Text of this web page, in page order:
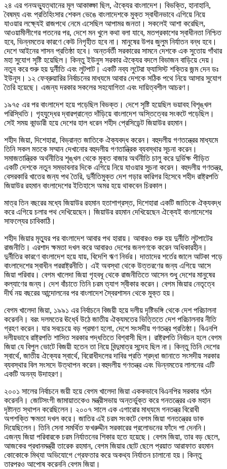
২৪ এর গনঅভ্যুত্থানের মূল আকাঙ্ক্ষা ছিল, ঐক্যের বাংলাদেশ। বিভক্তি, হানাহানি,
বৈষম্য এবং প্রতিহিংসার শেকল ভেঙে বাংলাদেশকে মুক্ত স্বাধীনভাবে এগিয়ে নিয়ে
যাওয়ার লক্ষ্যেই রাজপথে নেমে এসেছিল আপামর জনতা। সকলেই আশা করেছিল,
আওয়ামীলীগের পতনের পর, দেশে মন খুলে কথা বলা যাবে, মতপ্রকাশের স্বাধীনতা নিশ্চিত
হবে, ভিন্নমতের কারণে কেউ নিগৃহীত হবে না। মানুষের উপর জুলুম নির্যাতন বন্ধ হবে।
দেশে আইনের শাসন প্রতিষ্ঠা হবে। অন্তর্বর্তী সরকারের সামনে দেশকে এক সুতোয় গাঁথার
মহা সুযোগ সৃষ্টি হয়েছিল। কিন্তু ইউনুস সরকার ঐক্যের বদলে বিভাজন বাড়িয়ে দেয়।
নতুন করে শুরু হয় দুর্নীতি এবং লুটপাট। একটি নব্য লুটেরা ফ্যাসিস্ট শক্তির জন্ম দেন ডঃ
ইউনূস। ১২ ফেব্রুয়ারির নির্বাচনের মাধ্যমে আবার দেশকে সঠিক পথে নিয়ে আসার সুযোগ
তৈরি হয়েছে। এজন্য দরকার সকলের সহযোগিতা এবং দায়িত্বশীল আচরণ।
১৯৭৫ এর পর বাংলাদেশ হয়ে পড়েছিল বিভক্ত। দেশে সৃষ্টি হয়েছিল ভয়াবহ বিশৃঙ্খল
পরিস্থিতি। গৃহযুদ্ধের দ্বারপ্রান্তে দাঁড়িয়ে বাংলাদেশ অস্তিত্বের সংকটে পড়েছিল।
সেই সময় কান্ডারী হয়ে দেশের হাল ধরেন শহীদ প্রেসিডেন্ট জিয়াউর রহমান।
শহীদ জিয়া, দিশেহারা, বিভ্রান্ত জাতিকে ঐক্যবদ্ধ করেন। বহুদলীয় গণতন্ত্রের মাধ্যমে
তিনি সকল মতকে সম্মান দেখানোর বহুদলীয় গণতান্ত্রিক ব্যবস্থার সূচনা করেন।
সমাজতান্ত্রিক অর্থনীতির শৃঙ্খল থেকে মুক্ত বাজার অর্থনীতি চালু করে দুর্ভিক্ষ পীড়িত
একটি দেশকে নতুন সম্ভাবনার দিকে এগিয়ে নিয়ে যাওয়ার সুচনা করেন। বহুদলীয় গণতন্ত্র,
বেসরকারি খাতের জন্য পথ তৈরি, দুর্নীতিমুক্ত দেশ গড়ার কারিগর হিসেবে শহীদ রাষ্ট্রপতি
জিয়াউর রহমান বাংলাদেশের ইতিহাসে অমর হয়ে থাকবেন চিরকাল।
মাত্র তিন বছরের মধ্যে জিয়াউর রহমান হতাশাগ্রস্ত, দিশেহারা একটি জাতিকে ঐক্যবদ্ধ
করে এগিয়ে চলার পথ দেখিয়েছেন। জিয়াউর রহমান দেখিয়েছেন ঐক্যেই বাংলাদেশের
সাফল্যের চাবিকাঠি।
শহীদ জিয়ার মৃত্যুর পর বাংলাদেশ আবার পথ হারায়। আবারও শুরু হয় দুর্নীতি লুটপাটের
রাজনীতি। এরশাদ ক্ষমতা দখল করে আবারও দেশের জনগণকে করেন অধিকারহীন।
দুর্নীতির কারণে বাংলাদেশ হয়ে যায়, বিদেশি ঋণ নির্ভর। দাতাদের শর্তের জালে আটকা পড়ে
বাংলাদেশের স্বাধীন পররাষ্ট্রনীতি। এই অবস্থা থেকে উত্তরণের জন্য এগিয়ে আসে
জিয়া পরিবার। বেগম খালেদা জিয়া গৃহবধূ থেকে রাজনীতিতে আসেন শুধু দেশের মানুষের
কল্যাণের জন্য। দেশ বাঁচাতে তিনি চরম ত্যাগ স্বীকার করেন। বেগম জিয়ার নেতৃত্বে
দীর্ঘ নয় বছরের আন্দোলনের পর বাংলাদেশ স্বৈরশাসন থেকে মুক্ত হয়।
বেগম খালেদা জিয়া, ১৯৯১ এর নির্বাচনে বিজয়ী হয়ে দলীয় দৃষ্টিভঙ্গি থেকে দেশ পরিচালনা
করেননি। বরং দলমতের ঊর্ধ্বে উঠে জাতীয় ঐক্যমতের ভিত্তিতে দেশ পরিচালনার নীতি
গ্রহণ করেন। যার সবচেয়ে বড় প্রমাণ হলো, দেশে সংসদীয় গণতন্ত্র প্রতিষ্ঠা। বিএনপি
দলীয়ভাবে রাষ্ট্রপতি শাসিত সরকার পদ্ধতিতে বিশ্বাসী ছিল। রাষ্ট্রপতি নির্বাচন হলে বেগম
জিয়া যে বিপুল ভোটে বিজয়ী হতেন তা নিয়ে বিন্দুমাত্র সন্দেহ ছিল না। কিন্তু তিনি দেশের
স্বার্থে, জাতীয় ঐক্যের স্বার্থে, বিরোধীদলের দাবির প্রতি শ্রদ্ধা জানাতে সংসদীয় সরকার
ব্যবস্থার বিল সংসদে উত্থাপন করেন।বহুদলীয় গণতন্ত্র এবং ভিন্নমতের লালনের এটি
একটি অনন্য উদাহরণ।
২০০১ সালের নির্বাচনে জয়ী হয়ে বেগম খালেদা জিয়া এককভাবে বিএনপির সরকার গঠন
করেননি। জোটসংগী জামায়াতকেও মন্ত্রীসভায় অন্তর্ভুক্ত করে গনতন্ত্রের এক মহান
দৃষ্টান্ত স্থাপন করেছিলেন। ২০০৭ সালে এক এগারোর মাধ্যমে গনতন্ত্র বিরোধী
অপশক্তি ক্ষমতা দখল করে। জাতির এই চরম সংকটে বেগম জিয়া গনতন্ত্রের ডাক
দিয়েছিলেন। তিনি সেনা সমর্থিত ফখরুদ্দীন সরকারের প্রলোভনের ফাঁদে পা দেননি।
এজন্য জিয়া পরিবারকে চরম নির্যাতনের শিকার হতে হয়েছে। বেগম জিয়া, তার বড় ছেলে,
আজকের প্রধানমন্ত্রী তারেক রহমান, বেগম জিয়ার ছোট ছেলে প্রয়াত আরাফাত রহমান
কোকোকে মিথ্যা অভিযোগে গ্রেফতার করে অকথ্য নির্যাতন চালানো হয়। কিন্তু
তারপরও আপোষ করেননি বেগম জিয়া।